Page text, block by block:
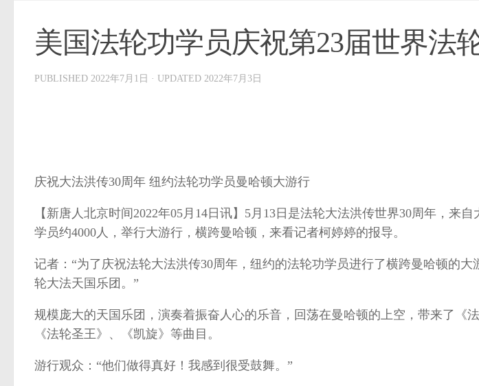
美国法轮功学员庆祝第23届世界法
PUBLISHED 2022年7月1日 · UPDATED 2022年7月3日
庆祝大法洪传30周年 纽约法轮功学员曼哈顿大游行
【新唐人北京时间2022年05月14日讯】5月13日是法轮大法洪传世界30周年，来
学员约4000人，举行大游行，横跨曼哈顿，来看记者柯婷婷的报导。
记者：“为了庆祝法轮大法洪传30周年，纽约的法轮功学员进行了横跨曼哈顿的
轮大法天国乐团。”
规模庞大的天国乐团，演奏着振奋人心的乐音，回荡在曼哈顿的上空，带来了《
《法轮圣王》、《凯旋》等曲目。
游行观众：“他们做得真好！我感到很受鼓舞。”